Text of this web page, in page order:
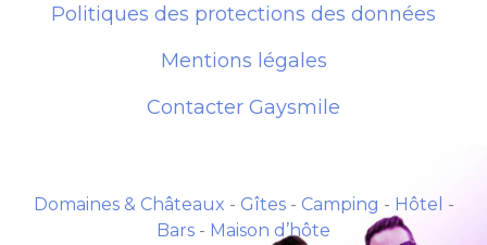
Politiques des protections des données
Mentions légales
Contacter Gaysmile
Domaines & Châteaux - Gîtes- Camping - Hôtel -
Bars - Maison d’hôte